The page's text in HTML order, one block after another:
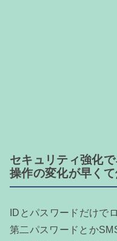
セキュリティ強化
操作の変化が早くて
IDとパスワードだけで
第二パスワードとか